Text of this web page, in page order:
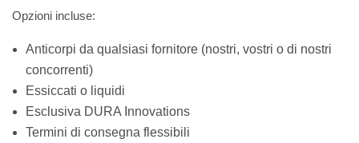
Opzioni incluse:
Anticorpi da qualsiasi fornitore (nostri, vostri o di nostri
concorrenti)
Essiccati o liquidi
Esclusiva DURA Innovations
Termini di consegna flessibili